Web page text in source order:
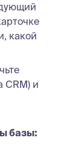
какой
CRM) и
базы: